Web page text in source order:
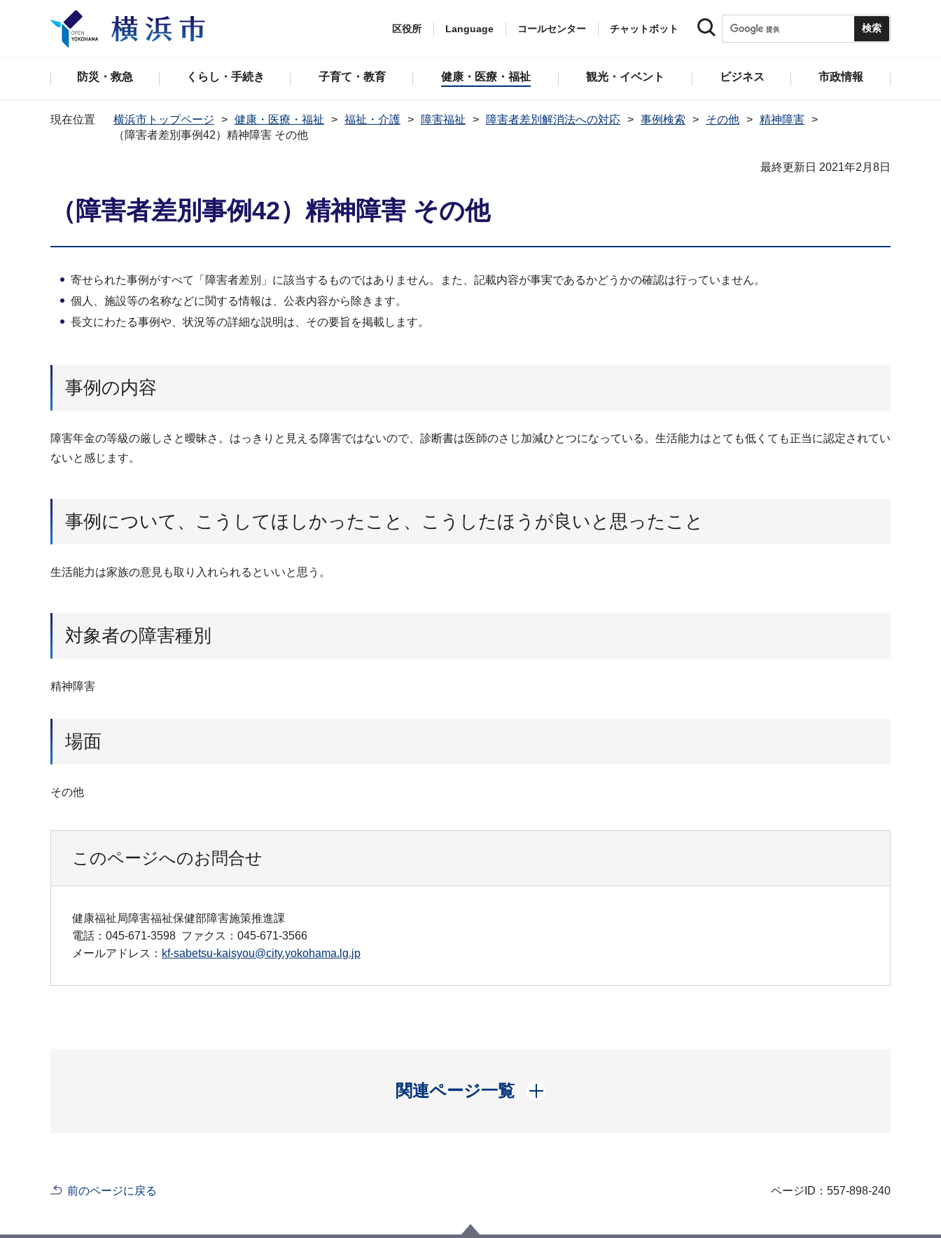
区役所 Language コールセンター チャットボット
防災・救急 くらし・手続き 子育て・教育 健康・医療・福祉 観光・イベント ビジネス 市政情報
現在位置 横浜市トップページ 健康・医療・福祉 福祉・介護 障害福祉 障害者差別解消法への対応 事例検索 その他
精神障害
（障害者差別事例42）精神障害 その他
最終更新日 2021年2月8日
（障害者差別事例42）精神障害 その他
寄せられた事例がすべて「障害者差別」に該当するものではありません。また、記載内容が事実であるかどうかの確認は行っていません。
個人、施設等の名称などに関する情報は、公表内容から除きます。
長文にわたる事例や、状況等の詳細な説明は、その要旨を掲載します。
事例の内容
障害年金の等級の厳しさと曖昧さ。はっきりと見える障害ではないので、診断書は医師のさじ加減ひとつになっている。生活能力はとても低くても正当に認定されてい
ないと感じます。
事例について、こうしてほしかったこと、こうしたほうが良いと思ったこと
生活能力は家族の意見も取り入れられるといいと思う。
対象者の障害種別
精神障害
場面
その他
このページへのお問合せ
健康福祉局障害福祉保健部障害施策推進課
電話：045-671-3598 ファクス：045-671-3566
メールアドレス： kf-sabetsu-kaisyou@city.yokohama.lg.jp
関連ページ一覧
開く
前のページに戻る ページID：557-898-240